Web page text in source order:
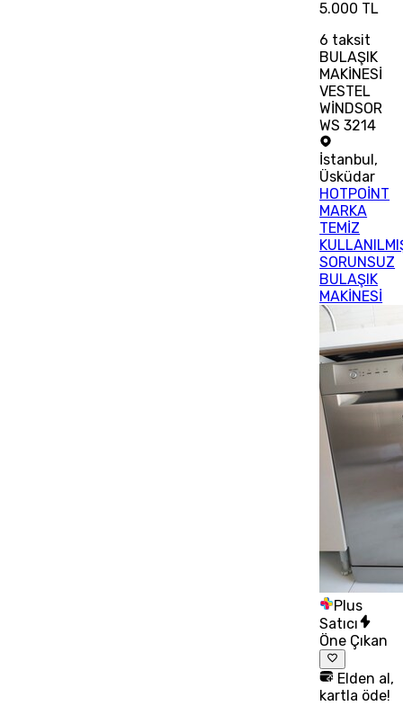
5.000 TL
6 taksit
BULAŞIK
MAKİNESİ
VESTEL
WİNDSOR
WS 3214
İstanbul,
Üsküdar
HOTPOİNT
MARKA
TEMİZ
SORUNSUZ
BULAŞIK
MAKİNESİ
Plus
Satıcı
Öne Çıkan
Elden al,
kartla öde!